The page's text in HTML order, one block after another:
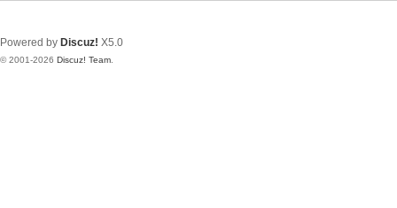
Powered by Discuz! X5.0
© 2001-2026 Discuz! Team